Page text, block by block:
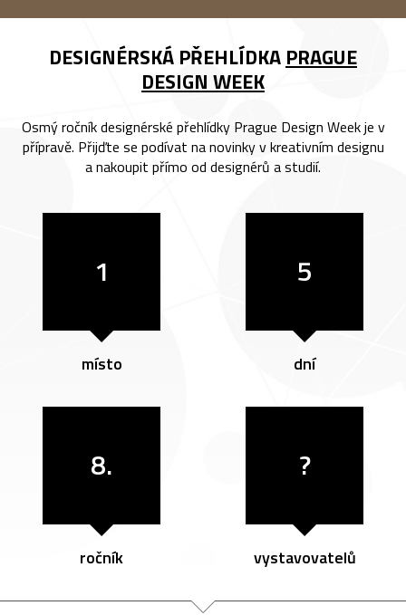
DESIGNÉRSKÁ PŘEHLÍDKA PRAGUE
DESIGN WEEK
Osmý ročník designérské přehlídky Prague Design Week je v
přípravě. Přijďte se podívat na novinky v kreativním designu
a nakoupit přímo od designérů a studií.
1
místo
5
dní
8.
ročník
?
vystavovatelů